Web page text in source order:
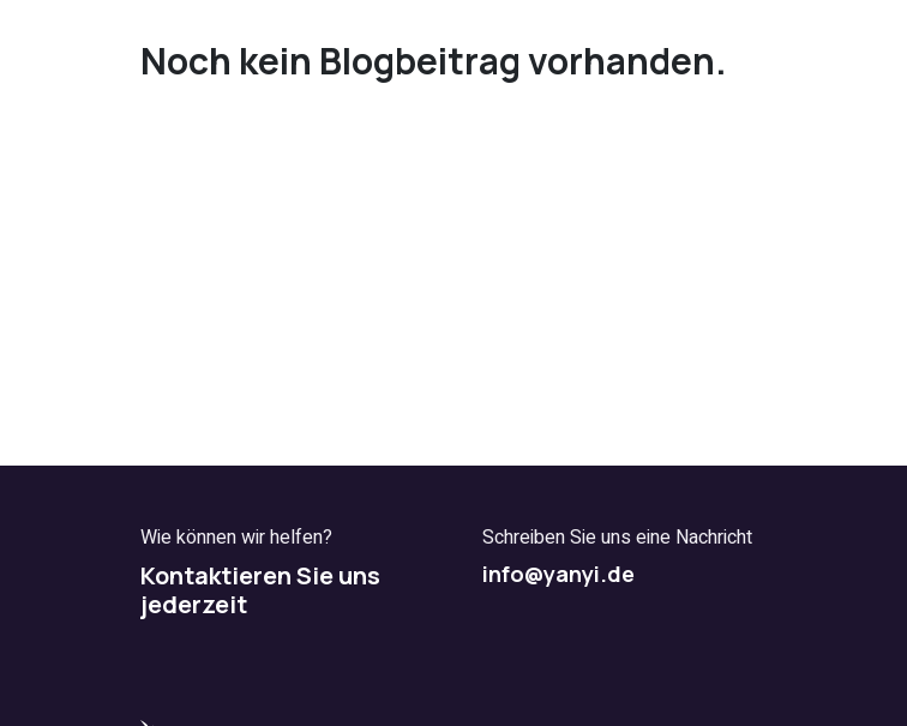
Noch kein Blogbeitrag vorhanden.
Wie können wir helfen?
Kontaktieren Sie uns
jederzeit
Schreiben Sie uns eine Nachricht
info@yanyi.de